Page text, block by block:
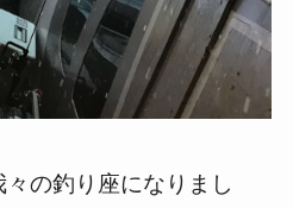
の釣り座になりまし